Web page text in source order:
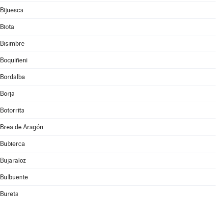
Bijuesca
Biota
Bisimbre
Boquiñeni
Bordalba
Borja
Botorrita
Brea de Aragón
Bubierca
Bujaraloz
Bulbuente
Bureta